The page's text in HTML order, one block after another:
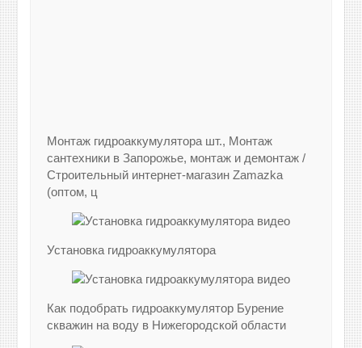
Монтаж гидроаккумулятора шт., Монтаж
сантехники в Запорожье, монтаж и демонтаж /
Строительный интернет-магазин Zamazka
(оптом, ц
Установка гидроаккумулятора
Как подобрать гидроаккумулятор Бурение
скважин на воду в Нижегородской области